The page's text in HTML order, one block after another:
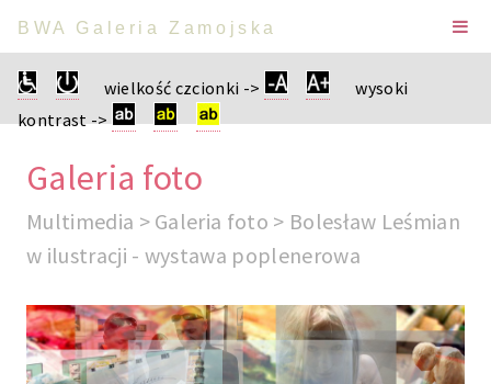
BWA Galeria Zamojska
wielkość czcionki ->
wysoki
kontrast ->
Galeria foto
Multimedia > Galeria foto > Bolesław Leśmian
w ilustracji - wystawa poplenerowa